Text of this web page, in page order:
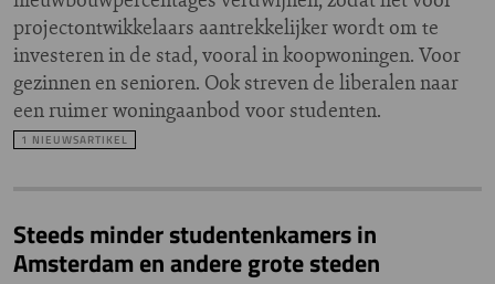
projectontwikkelaars aantrekkelijker wordt om te
investeren in de stad, vooral in koopwoningen. Voor
gezinnen en senioren. Ook streven de liberalen naar
een ruimer woningaanbod voor studenten.
1 NIEUWSARTIKEL
Steeds minder studentenkamers in
Amsterdam en andere grote steden